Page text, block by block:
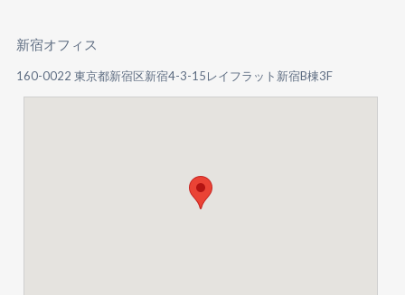
新宿オフィス
160-0022 東京都新宿区新宿4-3-15レイフラット新宿B棟3F